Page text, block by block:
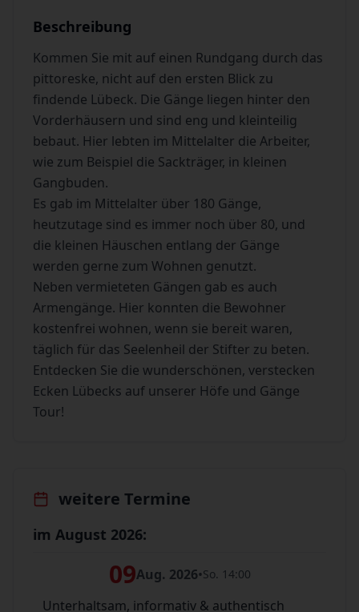
Beschreibung
Kommen Sie mit auf einen Rundgang durch das
pittoreske, nicht auf den ersten Blick zu
findende Lübeck. Die Gänge liegen hinter den
Vorderhäusern und sind eng und kleinteilig
bebaut. Hier lebten im Mittelalter die Arbeiter,
wie zum Beispiel die Sackträger, in kleinen
Gangbuden.
Es gab im Mittelalter über 180 Gänge,
heutzutage sind es immer noch über 80, und
die kleinen Häuschen entlang der Gänge
werden gerne zum Wohnen genutzt.
Neben vermieteten Gängen gab es auch
Armengänge. Hier konnten die Bewohner
kostenfrei wohnen, wenn sie bereit waren,
täglich für das Seelenheil der Stifter zu beten.
Entdecken Sie die wunderschönen, verstecken
Ecken Lübecks auf unserer Höfe und Gänge
Tour!
weitere Termine
im August 2026:
09Aug. 2026•So. 14:00
Unterhaltsam, informativ & authentisch